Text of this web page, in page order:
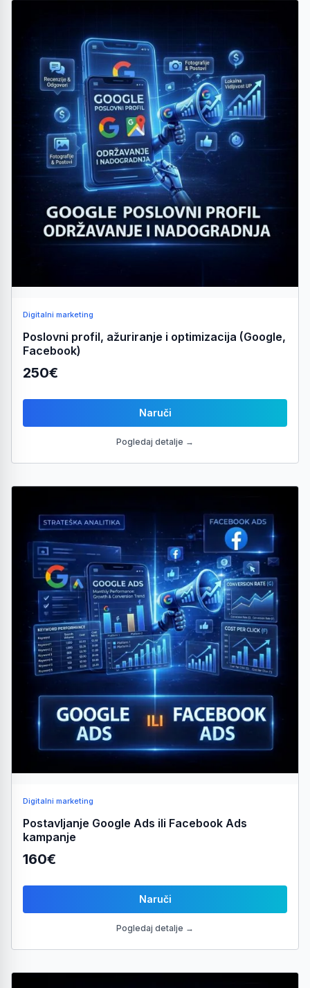
Digitalni marketing
Poslovni profil, ažuriranje i optimizacija (Google,
Facebook)
250€
Naruči
Pogledaj detalje →
Digitalni marketing
Postavljanje Google Ads ili Facebook Ads
kampanje
160€
Naruči
Pogledaj detalje →